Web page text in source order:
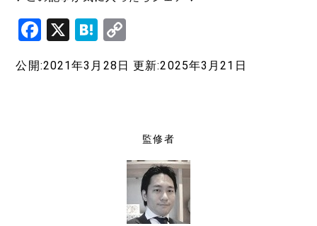
F
c
X
H
e
p
k
公開:2021年3月28日 更新:2025年3月21日
監修者